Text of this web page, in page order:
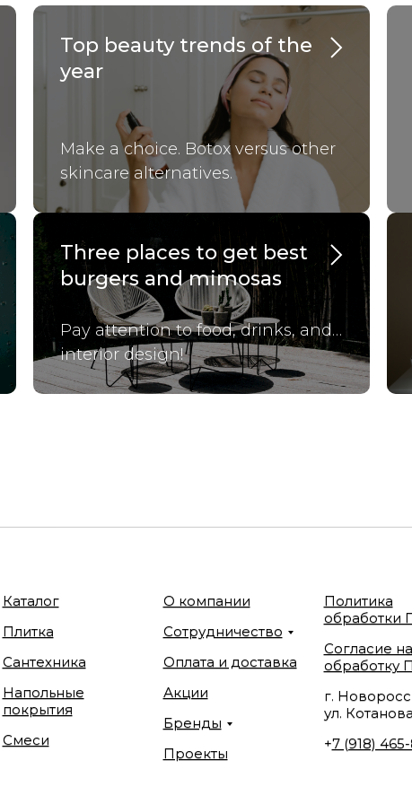
Top beauty trends of the
year
Make a choice. Botox versus other
skincare alternatives.
Three places to get best
burgers and mimosas
Pay attention to food, drinks, and…
interior design!
Каталог
Плитка
Сантехника
Напольные
покрытия
Смеси
О компании
Сотрудничество
Оплата и доставка
Акции
Бренды
Проекты
Политика
обработки
Согласие на
обработку
г.
ул.
+7 (918)